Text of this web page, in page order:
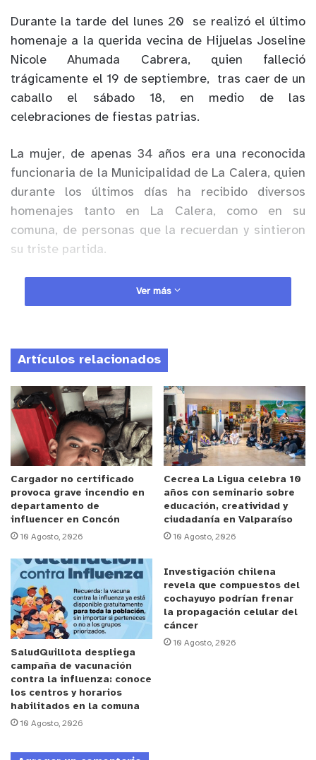
Durante la tarde del lunes 20 se realizó el último
homenaje a la querida vecina de Hijuelas Joseline
Nicole Ahumada Cabrera, quien falleció
trágicamente el 19 de septiembre, tras caer de un
caballo el sábado 18, en medio de las
celebraciones de fiestas patrias.
La mujer, de apenas 34 años era una reconocida
funcionaria de la Municipalidad de La Calera, quien
durante los últimos días ha recibido diversos
homenajes tanto en La Calera, como en su
comuna, de personas que la recuerdan y sintieron
su triste partida.
Anuncio Patrocinado
El último de los homenajes se realizó durante su
rancheras, para despedir de la mejor manera a la
querida Joseline.
El fallecimiento de la vecina de la Población Sven
Krarup, fue un golpe más de un cruel drama
familiar, ya que hace apenas 10 meses, su hijo de
12 años, falleció durante la navidad debido a un
golpe eléctrico.
Reproductor
de
Video
Ver más
Artículos relacionados
Cargador no certificado
provoca grave incendio en
departamento de
influencer en Concón
10 Agosto, 2026
Cecrea La Ligua celebra 10
años con seminario sobre
educación, creatividad y
ciudadanía en Valparaíso
10 Agosto, 2026
SaludQuillota despliega
campaña de vacunación
contra la influenza: conoce
los centros y horarios
habilitados en la comuna
10 Agosto, 2026
Investigación chilena
revela que compuestos del
cochayuyo podrían frenar
la propagación celular del
cáncer
10 Agosto, 2026